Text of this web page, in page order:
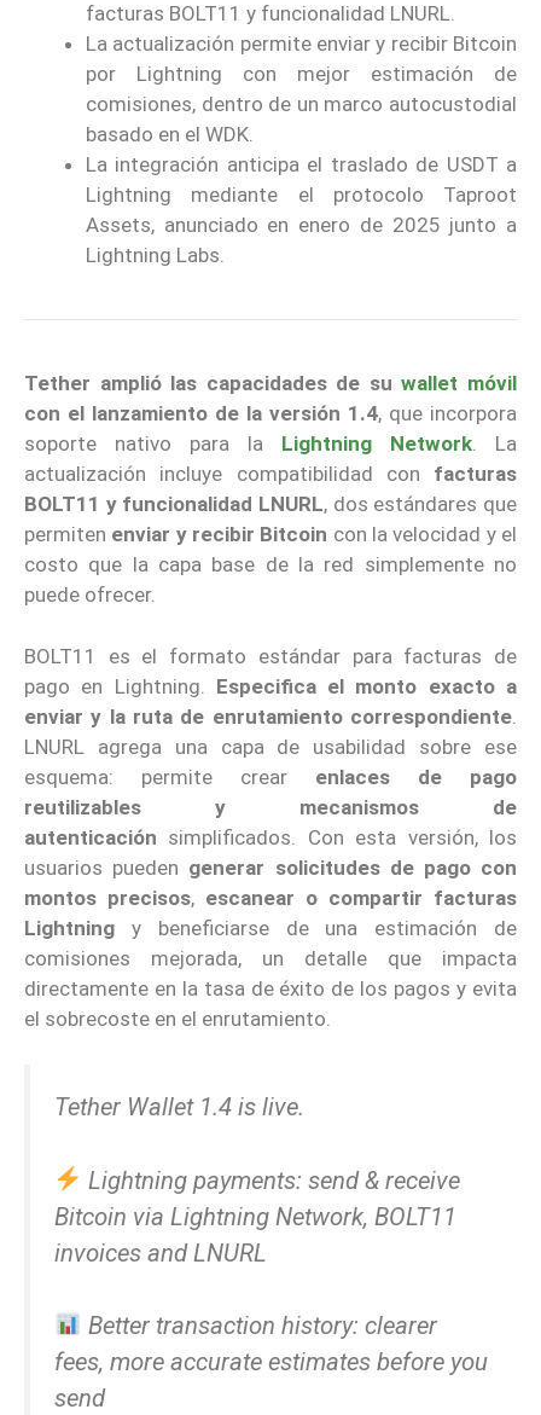
facturas BOLT11 y funcionalidad LNURL.
La actualización permite enviar y recibir Bitcoin
por Lightning con mejor estimación de
comisiones, dentro de un marco autocustodial
basado en el WDK.
La integración anticipa el traslado de USDT a
Lightning mediante el protocolo Taproot
Assets, anunciado en enero de 2025 junto a
Lightning Labs.
Tether amplió las capacidades de suwallet móvil
con el lanzamiento de la versión 1.4, que incorpora
soporte nativo para la Lightning Network. La
actualización incluye compatibilidad con facturas
BOLT11 y funcionalidad LNURL, dos estándares que
permiten enviar y recibir Bitcoin con la velocidad y el
costo que la capa base de la red simplemente no
puede ofrecer.
BOLT11 es el formato estándar para facturas de
pago en Lightning. Especifica el monto exacto a
enviar y la ruta de enrutamiento correspondiente
LNURL agrega una capa de usabilidad sobre ese
esquema: permite crear enlaces de pago
reutilizables y mecanismos de
autenticación simplificados. Con esta versión, los
usuarios pueden generar solicitudes de pago con
montos precisos, escanear o compartir facturas
Lightning y beneficiarse de una estimación de
comisiones mejorada, un detalle que impacta
directamente en la tasa de éxito de los pagos y evita
el sobrecoste en el enrutamiento.
Tether Wallet 1.4 is live.
Lightning payments: send & receive
Bitcoin via Lightning Network, BOLT11
invoices and LNURL
Better transaction history: clearer
fees, more accurate estimates before you
send